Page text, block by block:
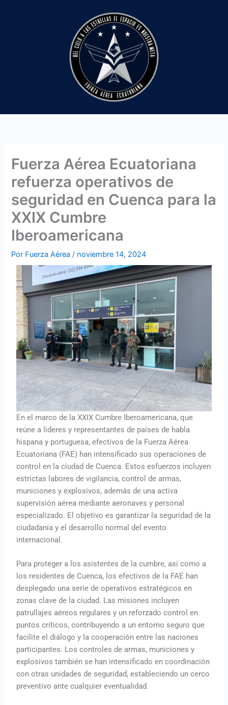
Fuerza Aérea Ecuatoriana
refuerza operativos de
seguridad en Cuenca para la
XXIX Cumbre
Iberoamericana
Por Fuerza Aérea/ noviembre 14, 2024
En el marco de la XXIX Cumbre Iberoamericana, que
reúne a líderes y representantes de países de habla
hispana y portuguesa, efectivos de la Fuerza Aérea
Ecuatoriana (FAE) han intensificado sus operaciones de
control en la ciudad de Cuenca. Estos esfuerzos incluyen
estrictas labores de vigilancia, control de armas,
municiones y explosivos, además de una activa
supervisión aérea mediante aeronaves y personal
especializado. El objetivo es garantizar la seguridad de la
ciudadanía y el desarrollo normal del evento
internacional.
Para proteger a los asistentes de la cumbre, así como a
los residentes de Cuenca, los efectivos de la FAE han
desplegado una serie de operativos estratégicos en
zonas clave de la ciudad. Las misiones incluyen
patrullajes aéreos regulares y un reforzado control en
puntos críticos, contribuyendo a un entorno seguro que
facilite el diálogo y la cooperación entre las naciones
participantes. Los controles de armas, municiones y
explosivos también se han intensificado en coordinación
con otras unidades de seguridad, estableciendo un cerco
preventivo ante cualquier eventualidad.